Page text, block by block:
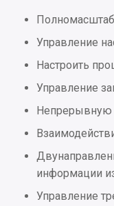
Управление
Настроить
Управление
Непрерывную
информации
Управление